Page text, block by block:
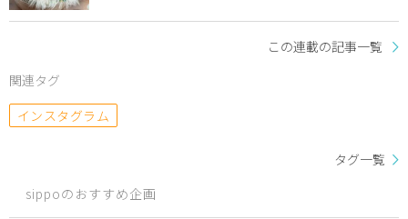
この連載の記事一覧
関連タグ
インスタグラム
タグ一覧
sippoのおすすめ企画